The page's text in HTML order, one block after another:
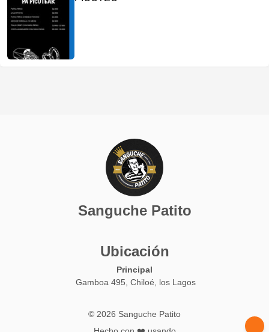
Sanguche Patito
Ubicación
Principal
Gamboa 495, Chiloé, los Lagos
© 2026 Sanguche Patito